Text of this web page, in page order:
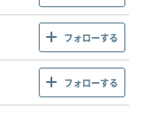
フォローする
フォローする